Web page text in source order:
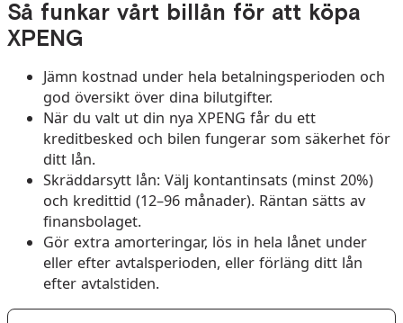
Så funkar vårt billån för att köpa
XPENG
Jämn kostnad under hela betalningsperioden och
god översikt över dina bilutgifter.
När du valt ut din nya XPENG får du ett
kreditbesked och bilen fungerar som säkerhet för
ditt lån.
Skräddarsytt lån: Välj kontantinsats (minst 20%)
och kredittid (12–96 månader). Räntan sätts av
finansbolaget.
Gör extra amorteringar, lös in hela lånet under
eller efter avtalsperioden, eller förläng ditt lån
efter avtalstiden.